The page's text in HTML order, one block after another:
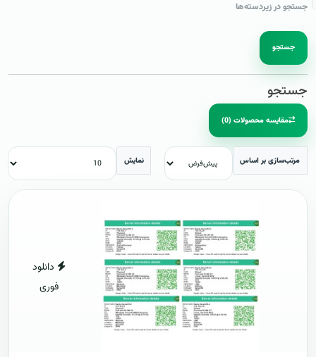
جستجو در زیردسته‌ها
جستجو
جستجو
مقایسه محصولات (0)
مرتب‌سازی بر اساس نمایش
دانلود
فوری